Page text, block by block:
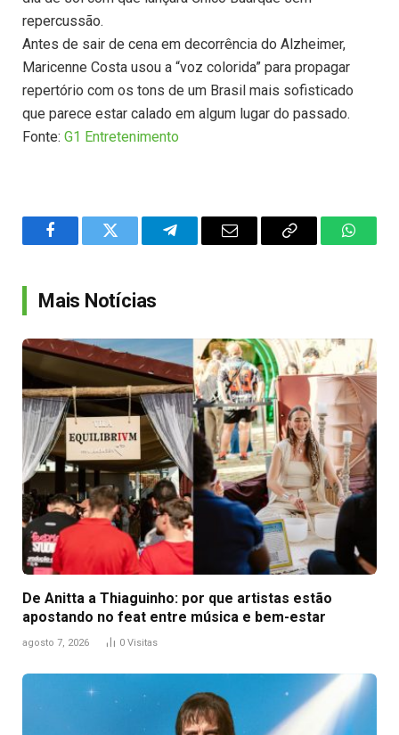
repercussão.
Antes de sair de cena em decorrência do Alzheimer,
Maricenne Costa usou a “voz colorida” para propagar
repertório com os tons de um Brasil mais sofisticado
que parece estar calado em algum lugar do passado.
Fonte: G1 Entretenimento
FacebookTwitter TelegramEmail
Copy
Mais Notícias
De Anitta a Thiaguinho: por que artistas estão
apostando no feat entre música e bem-estar
agosto 7, 2026 0 Visitas